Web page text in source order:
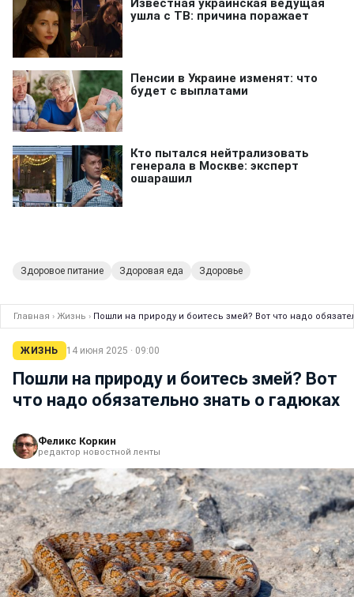
Здоровое питание Здоровая еда Здоровье
Главная › Жизнь › Пошли на природу и боитесь змей? Вот что надо
ЖИЗНЬ 14 июня 2025 · 09:00
Пошли на природу и боитесь змей? Вот
что надо обязательно знать о гадюках
Феликс Коркин
редактор новостной ленты